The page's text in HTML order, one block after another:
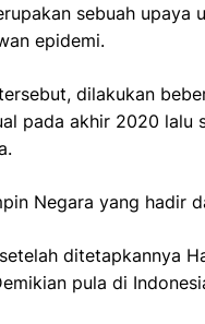
sebuah upaya
epidemi.
dilakukan
pada akhir 2020 lalu
Negara yang hadir
ditetapkannya
pula di